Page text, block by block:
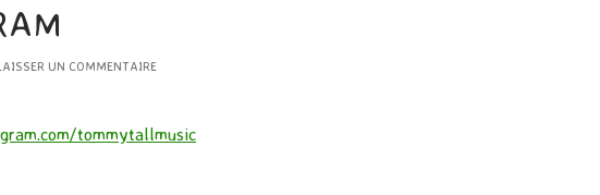
UN COMMENTAIRE
tommytallmusic